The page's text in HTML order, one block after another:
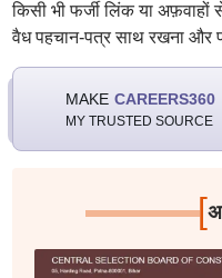
किसी भी फर्जी लिंक या अफ़वाहों
वैध पहचान-पत्र साथ रखना और
MAKE CAREERS360
MY TRUSTED SOURCE
[